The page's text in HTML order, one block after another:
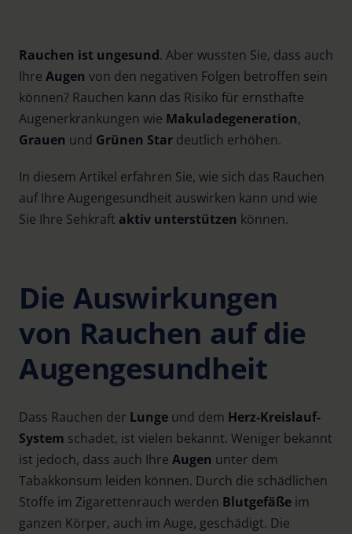
Rauchen ist ungesund. Aber wussten Sie, dass auch
Ihre Augen von den negativen Folgen betroffen sein
können? Rauchen kann das Risiko für ernsthafte
Augenerkrankungen wie Makuladegeneration,
Grauen und Grünen Star deutlich erhöhen.
In diesem Artikel erfahren Sie, wie sich das Rauchen
auf Ihre Augengesundheit auswirken kann und wie
Sie Ihre Sehkraft aktiv unterstützen können.
Die Auswirkungen
von Rauchen auf die
Augengesundheit
Dass Rauchen der Lunge und dem Herz-Kreislauf-
System schadet, ist vielen bekannt. Weniger bekannt
ist jedoch, dass auch Ihre Augen unter dem
Tabakkonsum leiden können. Durch die schädlichen
Stoffe im Zigarettenrauch werden Blutgefäße im
ganzen Körper, auch im Auge, geschädigt. Die